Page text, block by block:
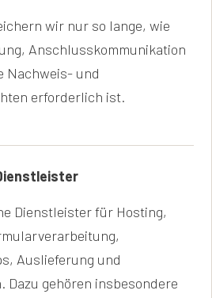
wir nur so lange, wie
Anschlusskommunikation
Nachweis- und
erforderlich ist.
Dienstleister für Hosting,
Auslieferung und
Dazu gehören insbesondere